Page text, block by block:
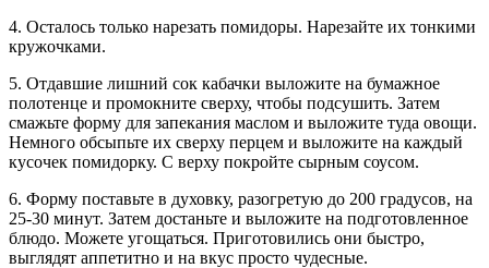
4. Осталось только нарезать помидоры. Нарезайте их тонкими
кружочками.
5. Отдавшие лишний сок кабачки выложите на бумажное
полотенце и промокните сверху, чтобы подсушить. Затем
смажьте форму для запекания маслом и выложите туда овощи.
Немного обсыпьте их сверху перцем и выложите на каждый
кусочек помидорку. С верху покройте сырным соусом.
6. Форму поставьте в духовку, разогретую до 200 градусов, на
25-30 минут. Затем достаньте и выложите на подготовленное
блюдо. Можете угощаться. Приготовились они быстро,
выглядят аппетитно и на вкус просто чудесные.